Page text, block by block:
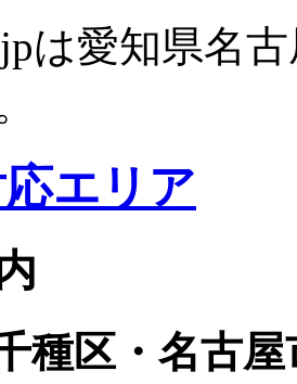
は愛知県名
エリア
種区・名古